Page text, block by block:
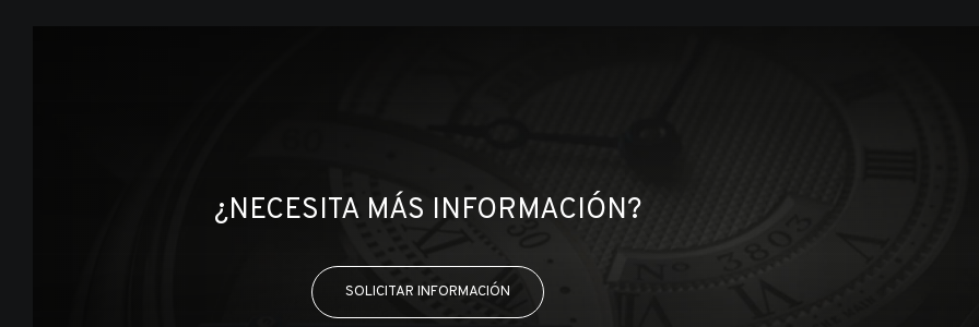
¿NECESITA MÁS INFORMACIÓN?
SOLICITAR INFORMACIÓN